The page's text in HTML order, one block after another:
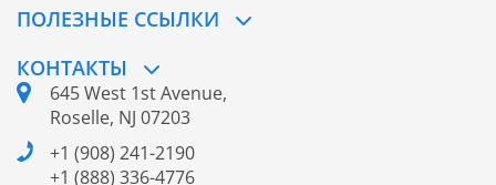
ПОЛЕЗНЫЕ ССЫЛКИ
КОНТАКТЫ
645 West 1st Avenue,
Roselle, NJ 07203
+1 (908) 241-2190
+1 (888) 336-4776